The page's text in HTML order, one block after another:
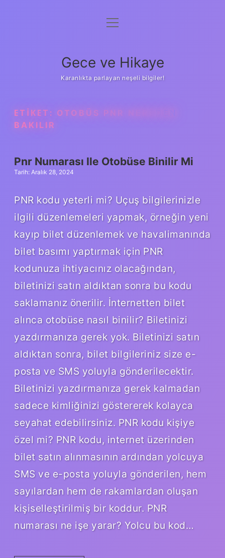
Anasayfa
Yasal Uyarı
menüyü
Gece ve Hikaye
Karanlıkta parlayan neşeli bilgiler!
ETIKET: OTOBÜS PNR NEREDEN
BAKILIR
Pnr Numarası Ile Otobüse Binilir Mi
Tarih: Aralık 28, 2024
PNR kodu yeterli mi? Uçuş bilgilerinizle
ilgili düzenlemeleri yapmak, örneğin yeni
kayıp bilet düzenlemek ve havalimanında
bilet basımı yaptırmak için PNR
kodunuza ihtiyacınız olacağından,
biletinizi satın aldıktan sonra bu kodu
saklamanız önerilir. İnternetten bilet
alınca otobüse nasıl binilir? Biletinizi
yazdırmanıza gerek yok. Biletinizi satın
aldıktan sonra, bilet bilgileriniz size e-
posta ve SMS yoluyla gönderilecektir.
Biletinizi yazdırmanıza gerek kalmadan
sadece kimliğinizi göstererek kolayca
seyahat edebilirsiniz. PNR kodu kişiye
özel mi? PNR kodu, internet üzerinden
bilet satın alınmasının ardından yolcuya
SMS ve e-posta yoluyla gönderilen, hem
sayılardan hem de rakamlardan oluşan
kişiselleştirilmiş bir koddur. PNR
numarası ne işe yarar? Yolcu bu kod…